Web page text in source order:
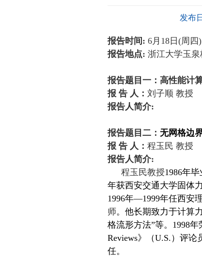
发布
报告时间 : 6月 18 日 (周四)
报告地点: 浙江大学玉泉
报告题目一：高性能计
报 告 人： 刘子顺 教授
报告人简介:
报告题目二： 无网格边
报 告 人： 程玉民 教授
报告人简介:
程玉民教授1986年
年获西安交通大学固体
1996年—1999年任西安
师。他长期致力于计算
格流形方法”等。 1998年
Reviews》（U.S.）评
任。